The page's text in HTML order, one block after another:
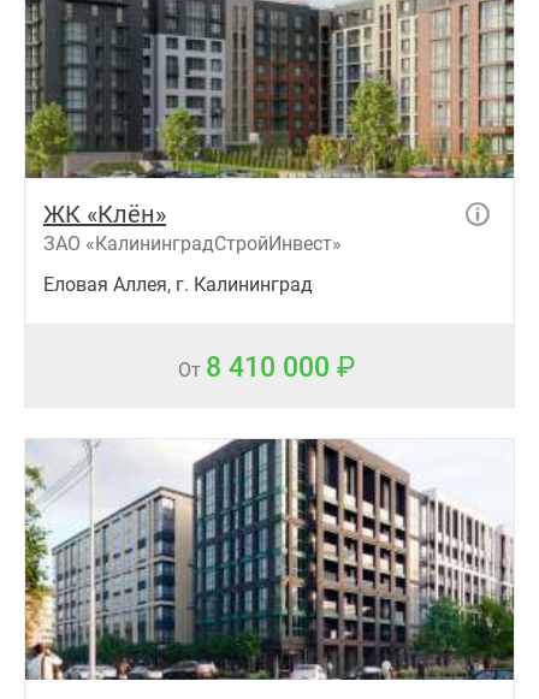
ЖК «Клён»
ЗАО «КалининградСтройИнвест»
Еловая Аллея, г. Калининград
От 8 410 000